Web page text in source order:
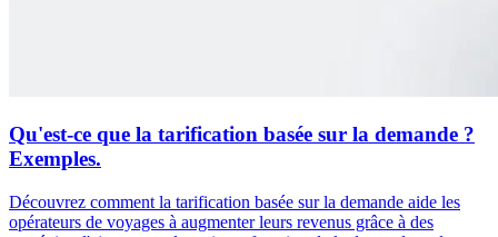
Qu'est-ce que la tarification basée sur la demande ?
Exemples.
Découvrez comment la tarification basée sur la demande aide les
opérateurs de voyages à augmenter leurs revenus grâce à des